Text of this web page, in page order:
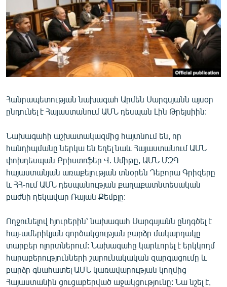
ՄԻՋԱԶԳԱՅԻՆ
ՄՇԱԿՈՒՅԹ
ՍՊՈՐՏ
ՄԵԿՆԱԲԱՆՈՒԹՅՈՒՆ
ԿՈՐՈՆԱՎԻՐՈՒՍ
ԱՐԽԻՎ
ՏԵՍԱՆՅՈՒԹԵՐ
ԲԱՆԱՎԵՃ
ՁԳՏԵԼՈՎ ԼԱՎԱԳՈՒՅՆԻՆ
ՓՈԴՔԱՍԹ
Հայերեն
English
Русский
ՀԵՏԵՎԵՔ ՄԵԶ
Հանրապետության նախագահ Արմեն Սարգսյանն այսօր
ընդունել է Հայաստանում ԱՄՆ դեսպան Լին Թրեյսիին:
Նախագահի աշխատակազմից հայտնում են, որ
հանդիպմանը ներկա են եղել նաև Հայաստանում ԱՄՆ
փոխդեսպան Քրիստոֆեր Վ. Սմիթը, ԱՄՆ ՄԶԳ
հայաստանյան առաքելության տնօրեն Դեբորա Գրիզերը
և ՀՀ-ում ԱՄՆ դեսպանության քաղաքատնտեսական
բաժնի ղեկավար Ռայան Քեմբլը:
Ողջունելով հյուրերին՝ նախագահ Սարգսյանն ընդգծել է
հայ-ամերիկյան գործակցության բարձր մակարդակը
տարբեր ոլորտներում: Նախագահը կարևորել է երկկողմ
հարաբերությունների շարունակական զարգացումը և
բարձր գնահատել ԱՄՆ կառավարության կողմից
Հայաստանին ցուցաբերված աջակցությունը: Նա նշել է,